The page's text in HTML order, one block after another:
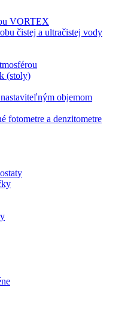
VORTEX
čistej a ultračistej vody
(stoly)
objemom
fotometre a denzitometre